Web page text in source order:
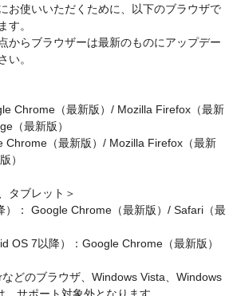
お使いいただくために、以下のブラウザで
す。
からブラウザーは最新のものにアップデー
い。
Chrome（最新版）/ Mozilla Firefox（最新
（最新版）
Chrome（最新版）/ Mozilla Firefox（最新
）
タブレット＞
）： Google Chrome（最新版）/ Safari（最
OS 7以降）：Google Chrome（最新版）
どのブラウザ、Windows Vista、Windows